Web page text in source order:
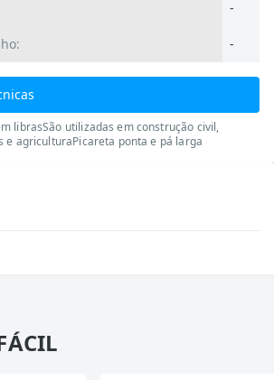
-
-
librasSão utilizadas em construção civil,
e agriculturaPicareta ponta e pá larga